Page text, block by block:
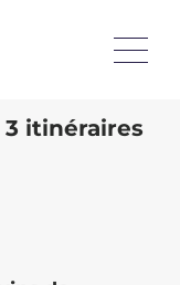
3 itinéraires